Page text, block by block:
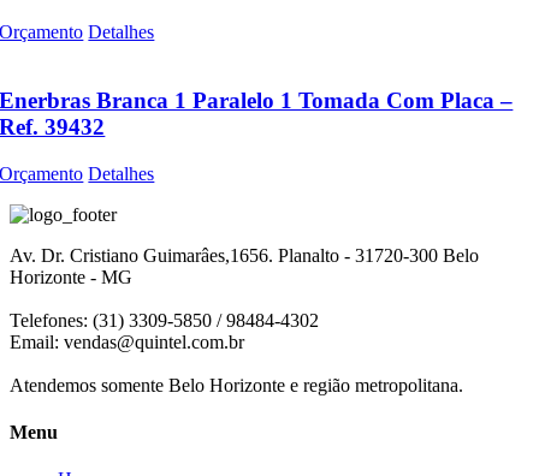
Orçamento Detalhes
Enerbras Branca 1 Paralelo 1 Tomada Com Placa –
Ref. 39432
Orçamento Detalhes
Av. Dr. Cristiano Guimarâes,1656. Planalto - 31720-300 Belo
Horizonte - MG
Telefones: (31) 3309-5850 / 98484-4302
Email: vendas@quintel.com.br
Atendemos somente Belo Horizonte e região metropolitana.
Menu